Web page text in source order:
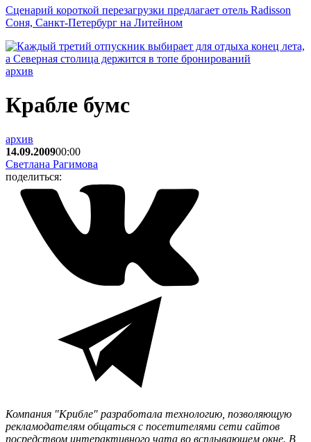
Сценарий короткой перезагрузки предлагает отель Radisson
Соня, Санкт-Петербург на Литейном
архив
Крабле бумс
архив
14.09.200900:00
Светлана Рагимова
поделиться:
Компания "Крибле" разработала технологию, позволяющую
рекламодателям общаться с посетителями сети сайтов
посредством интерактивного чата во всплывающем окне. В